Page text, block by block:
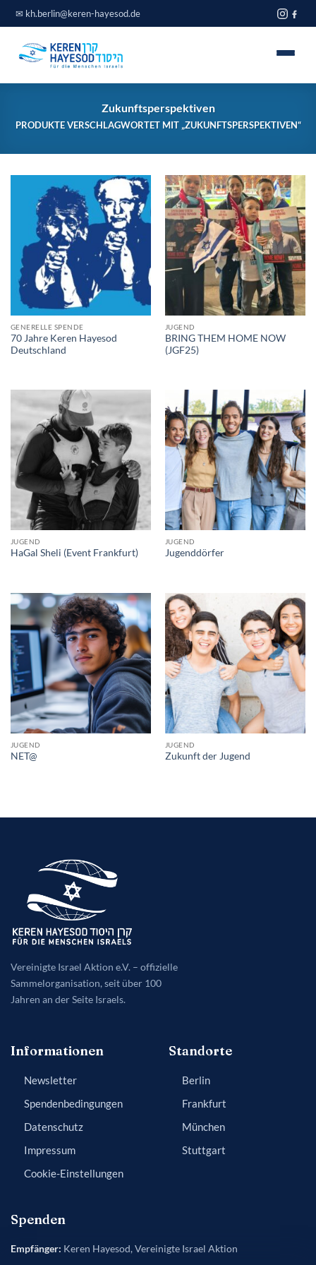
Zum
Inhalt
springen
✉ kh.berlin@keren-hayesod.de
Über uns
Spendeninfo
Journal
Blog
Zukunftsperspektiven
PRODUKTE VERSCHLAGWORTET MIT „ZUKUNFTSPERSPEKTIVEN“
GENERELLE SPENDE
70 Jahre Keren Hayesod
Deutschland
JUGEND
BRING THEM HOME NOW
(JGF25)
JUGEND
HaGal Sheli (Event Frankfurt)
JUGEND
Jugenddörfer
JUGEND
NET@
JUGEND
Zukunft der Jugend
Vereinigte Israel Aktion e.V. – offizielle
Sammelorganisation, seit über 100
Jahren an der Seite Israels.
Informationen
Newsletter
Spendenbedingungen
Datenschutz
Impressum
Cookie-Einstellungen
Standorte
Berlin
Frankfurt
München
Stuttgart
Spenden
Empfänger: Keren Hayesod, Vereinigte Israel Aktion